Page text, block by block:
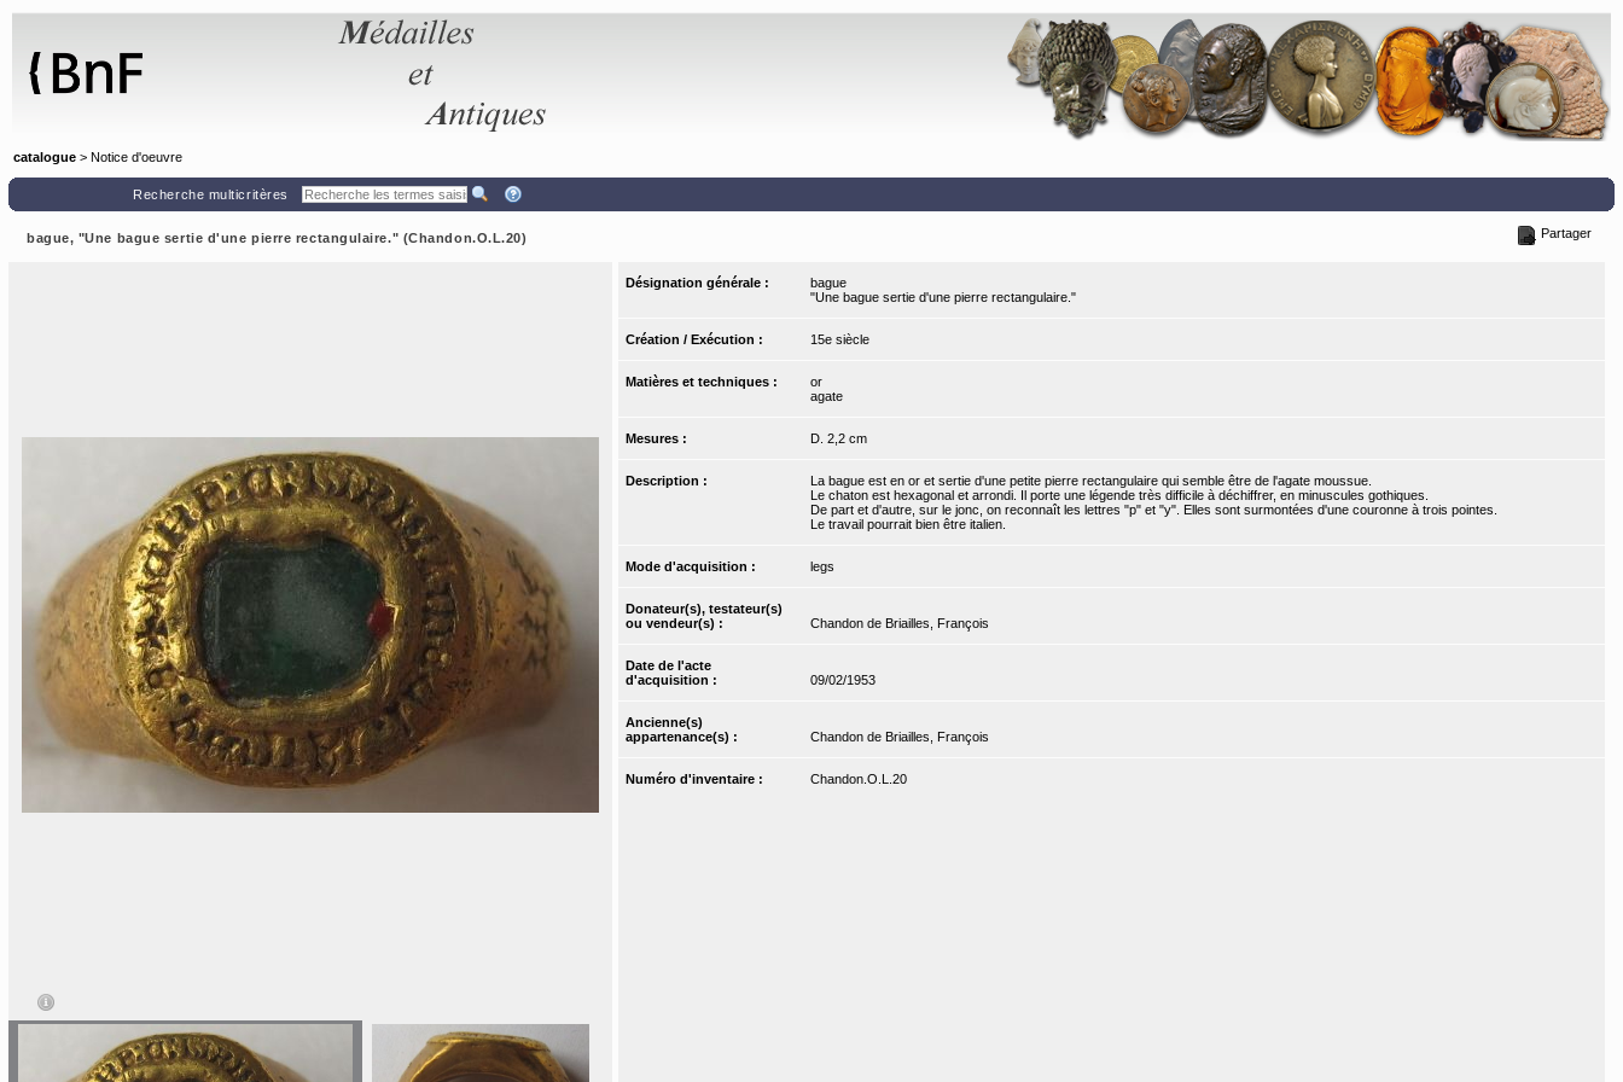
catalogue > Notice d'oeuvre
Recherche multicritères
bague, "Une bague sertie d'une pierre rectangulaire." (Chandon.O.L.20) Partager
Désignation générale :
bague
"Une bague sertie d'une pierre rectangulaire."
Création / Exécution : 15e siècle
Matières et techniques :
or
agate
Mesures : D. 2,2 cm
Description :
La bague est en or et sertie d'une petite pierre rectangulaire qui semble être de l'agate moussue.
Le chaton est hexagonal et arrondi. Il porte une légende très difficile à déchiffrer, en minuscules gothiques.
De part et d'autre, sur le jonc, on reconnaît les lettres "p" et "y". Elles sont surmontées d'une couronne à trois pointes.
Le travail pourrait bien être italien.
Mode d'acquisition : legs
Donateur(s), testateur(s)
ou vendeur(s) :
Chandon de Briailles, François
Date de l'acte
d'acquisition :
09/02/1953
Ancienne(s)
appartenance(s) :
Chandon de Briailles, François
Numéro d'inventaire : Chandon.O.L.20